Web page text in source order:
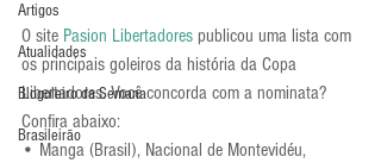
Artigos
Atualidades
Blogoleiro da Semana
Brasileirão
O site Pasion Libertadores publicou uma lista com
os principais goleiros da história da Copa
Libertadores. Você concorda com a nominata?
Confira abaixo:
• Manga (Brasil), Nacional de Montevidéu,